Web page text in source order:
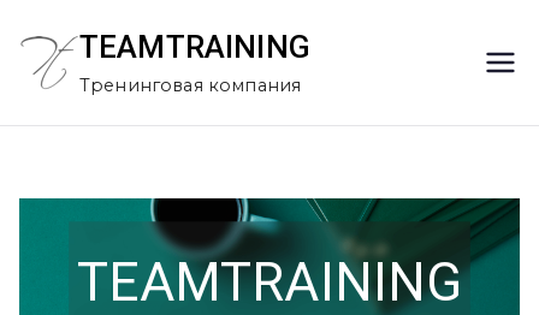
TEAMTRAINING
Тренинговая компания
TEAMTRAINING